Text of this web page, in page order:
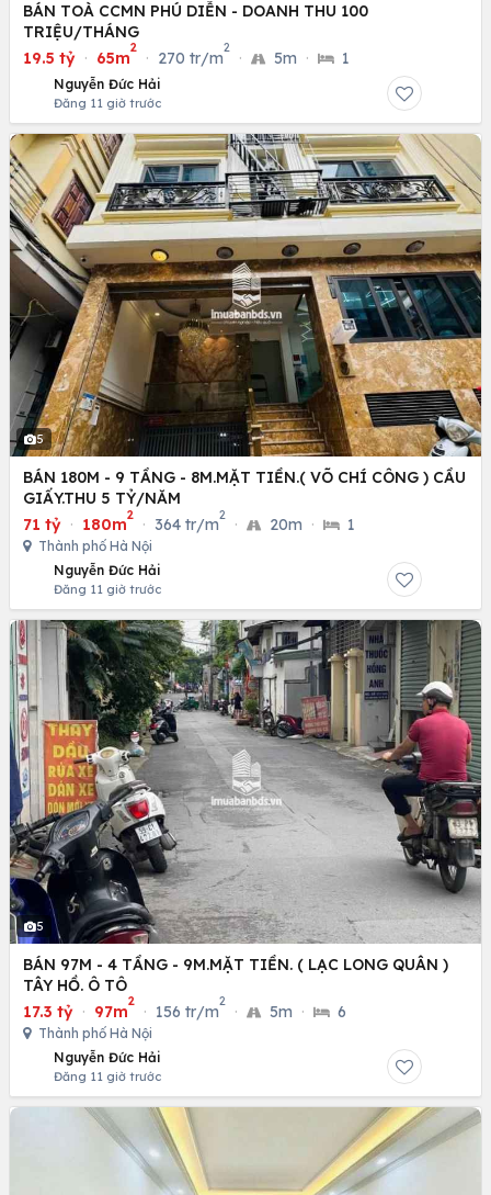
BÁN TOÀ CCMN PHÚ DIỄN - DOANH THU 100
TRIỆU/THÁNG
19.5 tỷ · 65m
2
· 270 tr/m
2
· 5m · 1
Nguyễn Đức Hải
Đăng 11 giờ trước
5
BÁN 180M - 9 TẦNG - 8M.MẶT TIỀN.( VÕ CHÍ CÔNG ) CẦU
GIẤY.THU 5 TỶ/NĂM
71 tỷ · 180m
2
· 364 tr/m
2
· 20m · 1
Thành phố Hà Nội
Nguyễn Đức Hải
Đăng 11 giờ trước
5
BÁN 97M - 4 TẦNG - 9M.MẶT TIỀN. ( LẠC LONG QUÂN )
TÂY HỒ. Ô TÔ
17.3 tỷ · 97m
2
· 156 tr/m
2
· 5m · 6
Thành phố Hà Nội
Nguyễn Đức Hải
Đăng 11 giờ trước